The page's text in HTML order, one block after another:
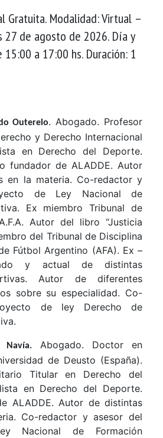
Gratuita. Modalidad: Virtual –
27 de agosto de 2026. Día y
a 17:00 hs. Duración: 1
Outerelo. Abogado. Profesor
y Derecho Internacional
en Derecho del Deporte.
fundador de ALADDE. Autor
en la materia. Co-redactor y
de Ley Nacional de
Ex miembro Tribunal de
Autor del libro “Justicia
del Tribunal de Disciplina
Fútbol Argentino (AFA). Ex –
y actual de distintas
Autor de diferentes
sobre su especialidad. Co-
de ley Derecho de
Navía.Abogado. Doctor en
de Deusto (España).
Titular en Derecho del
en Derecho del Deporte.
ALADDE. Autor de distintas
Co-redactor y asesor del
Nacional de Formación